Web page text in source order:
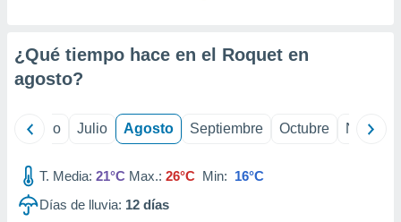
de¿Qué tiempo hace en el Roquet en
agosto?
Junio Julio Agosto Septiembre Octubre
T. Media: 21°C Max.: 26°C Min: 16°C
Días de lluvia: 12 días